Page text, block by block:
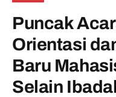
Puncak
Orientasi
Baru
Selain